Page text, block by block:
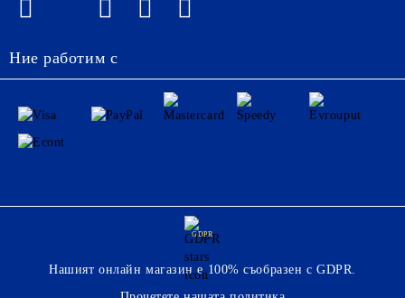
Ние работим с
GDPR
Нашият онлайн магазин е 100% съобразен с GDPR.